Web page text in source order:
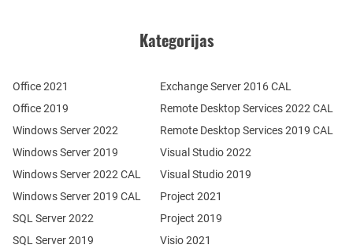
Kategorijas
Office 2021
Office 2019
Windows Server 2022
Windows Server 2019
SQL Server 2022
SQL Server 2019
Windows Server 2022 CAL
Windows Server 2019 CAL
Remote Desktop Services 2022 CAL
Remote Desktop Services 2019 CAL
Exchange Server 2016 CAL
Visual Studio 2022
Visual Studio 2019
Project 2021
Project 2019
Visio 2021